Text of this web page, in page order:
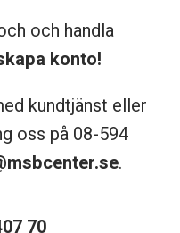
och handla
konto!
kundtjänst eller
oss på 08-594
.
70